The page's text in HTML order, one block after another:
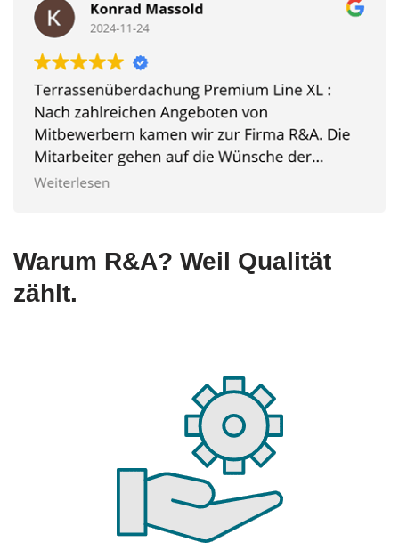
Warum R&A? Weil Qualität
zählt.